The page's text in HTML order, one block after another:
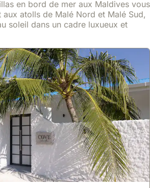
en bord de mer aux Maldives vous
atolls de Malé Nord et Malé Sud,
soleil dans un cadre luxueux et